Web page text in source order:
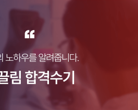
“
노하우를 알려줍니다.
림 합격수기